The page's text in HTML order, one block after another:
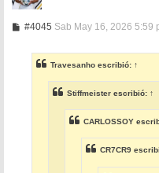
#4045M
a
j
e
Sab May 16, 2026 5:59
Travesanho escribió: ↑
Stiffmeister escribió: ↑
CARLOSSOY
CR7CR9